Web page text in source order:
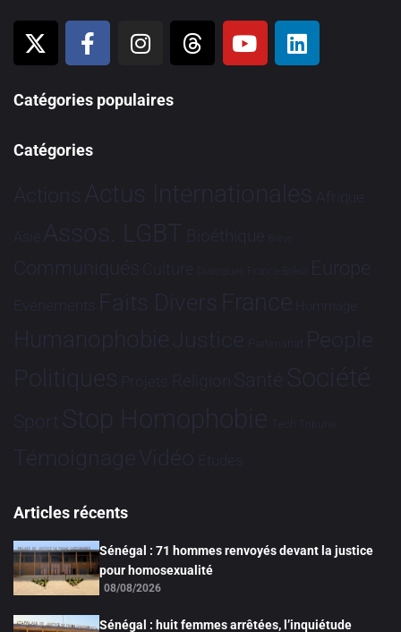
Catégories populaires
Catégories
Actions Actus Internationales Afrique
Asie Assos. LGBT Bioéthique Brève
Communiqués Culture Dialogues France-Brésil Europe
Evénements Faits Divers France Hommage
HumanophobieJustice Partenariat People
Politiques Projets Religion Santé Société
Sport Stop Homophobie Tech Tribune
TémoignageVidéo Études
Articles récents
Sénégal : 71 hommes renvoyés devant la justice
pour homosexualité
08/08/2026
Sénégal : huit femmes arrêtées, l’inquiétude